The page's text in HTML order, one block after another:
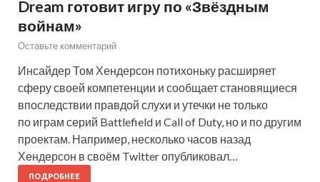
Dream готовит игру по «Звёздным
войнам»
Оставьте комментарий
Инсайдер Том Хендерсон потихоньку расширяет
сферу своей компетенции и сообщает становящиеся
впоследствии правдой слухи и утечки не только
по играм серий Battlefield и Call of Duty, но и по другим
проектам. Например, несколько часов назад
Хендерсон в своём Twitter опубликовал…
ПОДРОБНЕЕ